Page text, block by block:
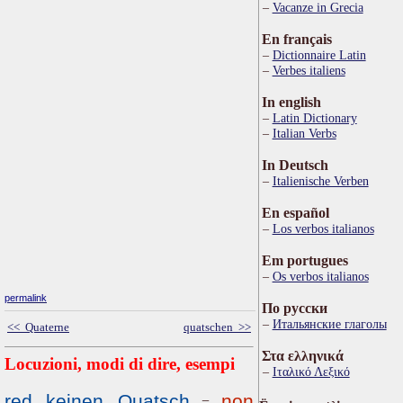
permalink
<< Quaterne quatschen >>
Locuzioni, modi di dire, esempi
Vacanze in Grecia
En français
Dictionnaire Latin
Verbes italiens
In english
Latin Dictionary
Italian Verbs
In Deutsch
Italienische Verben
En español
Los verbos italianos
Em portugues
Os verbos italianos
По русски
Итальянские глаголы
Στα ελληνικά
Ιταλικό Λεξικό